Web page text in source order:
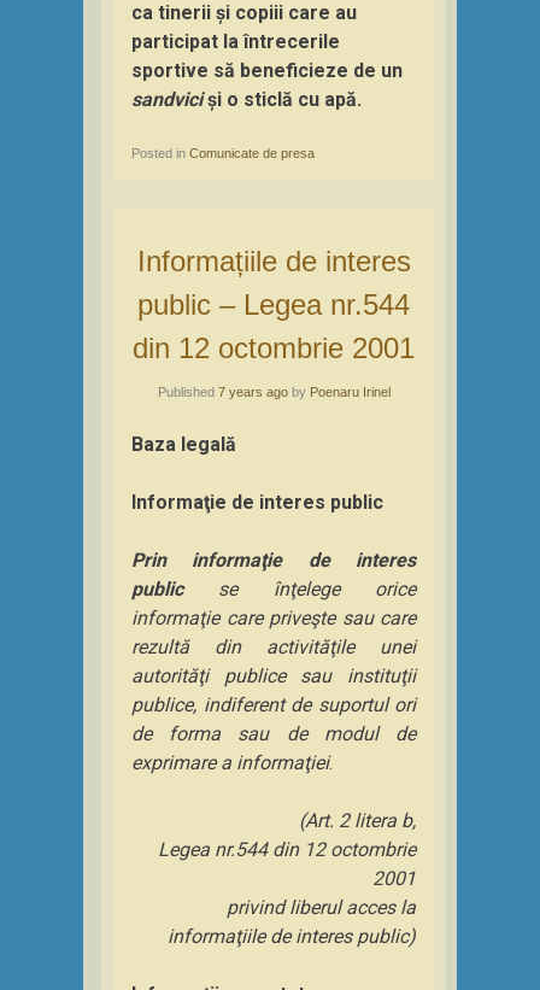
ca tinerii și copiii care au
participat la întrecerile
sportive să beneficieze de un
sandviciși o sticlă cu apă.
Posted in Comunicate de presa
Informațiile de interes
public – Legea nr.544
din 12 octombrie 2001
Published 7 years agoby Poenaru Irinel
Baza legală
Informaţie de interes public
Prin informaţie de interes
publicse înţelege orice
informaţie care priveşte sau care
rezultă din activităţile unei
autorităţi publice sau instituţii
publice, indiferent de suportul ori
de forma sau de modul de
exprimare a informaţiei.
(Art. 2 litera b,
Legea nr.544 din 12 octombrie
2001
privind liberul acces la
informaţiile de interes public)